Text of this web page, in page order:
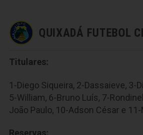
QUIXADÁ FUTEBOL
Titulares:
1-Diego Siqueira, 2-Dassaieve, 3-
5-William, 6-Bruno Luís, 7-
João Paulo, 10-Adson César e 11-
Reservas: